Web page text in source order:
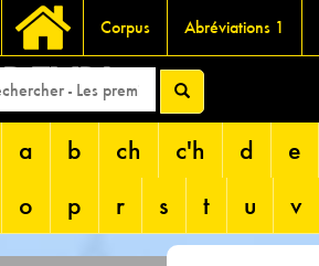
Corpus Abréviations 1
DEVRI
a b ch c'h d
e
o
p r s t u v